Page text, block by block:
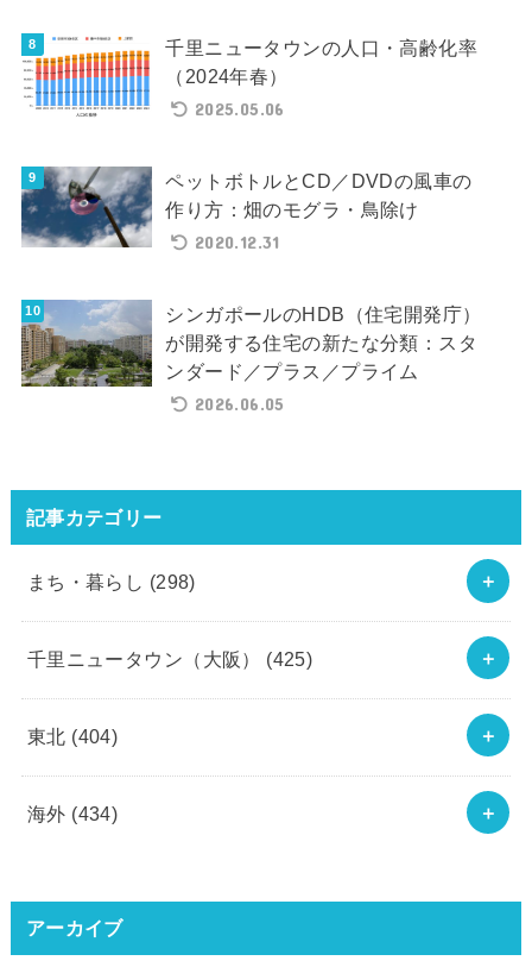
千里ニュータウンの人口・高齢化率
（2024年春）
2025.05.06
ペットボトルとCD／DVDの風車の
作り方：畑のモグラ・鳥除け
2020.12.31
シンガポールのHDB（住宅開発庁）
が開発する住宅の新たな分類：スタ
ンダード／プラス／プライム
2026.06.05
記事カテゴリー
まち・暮らし (298)
千里ニュータウン（大阪） (425)
東北 (404)
海外 (434)
アーカイブ